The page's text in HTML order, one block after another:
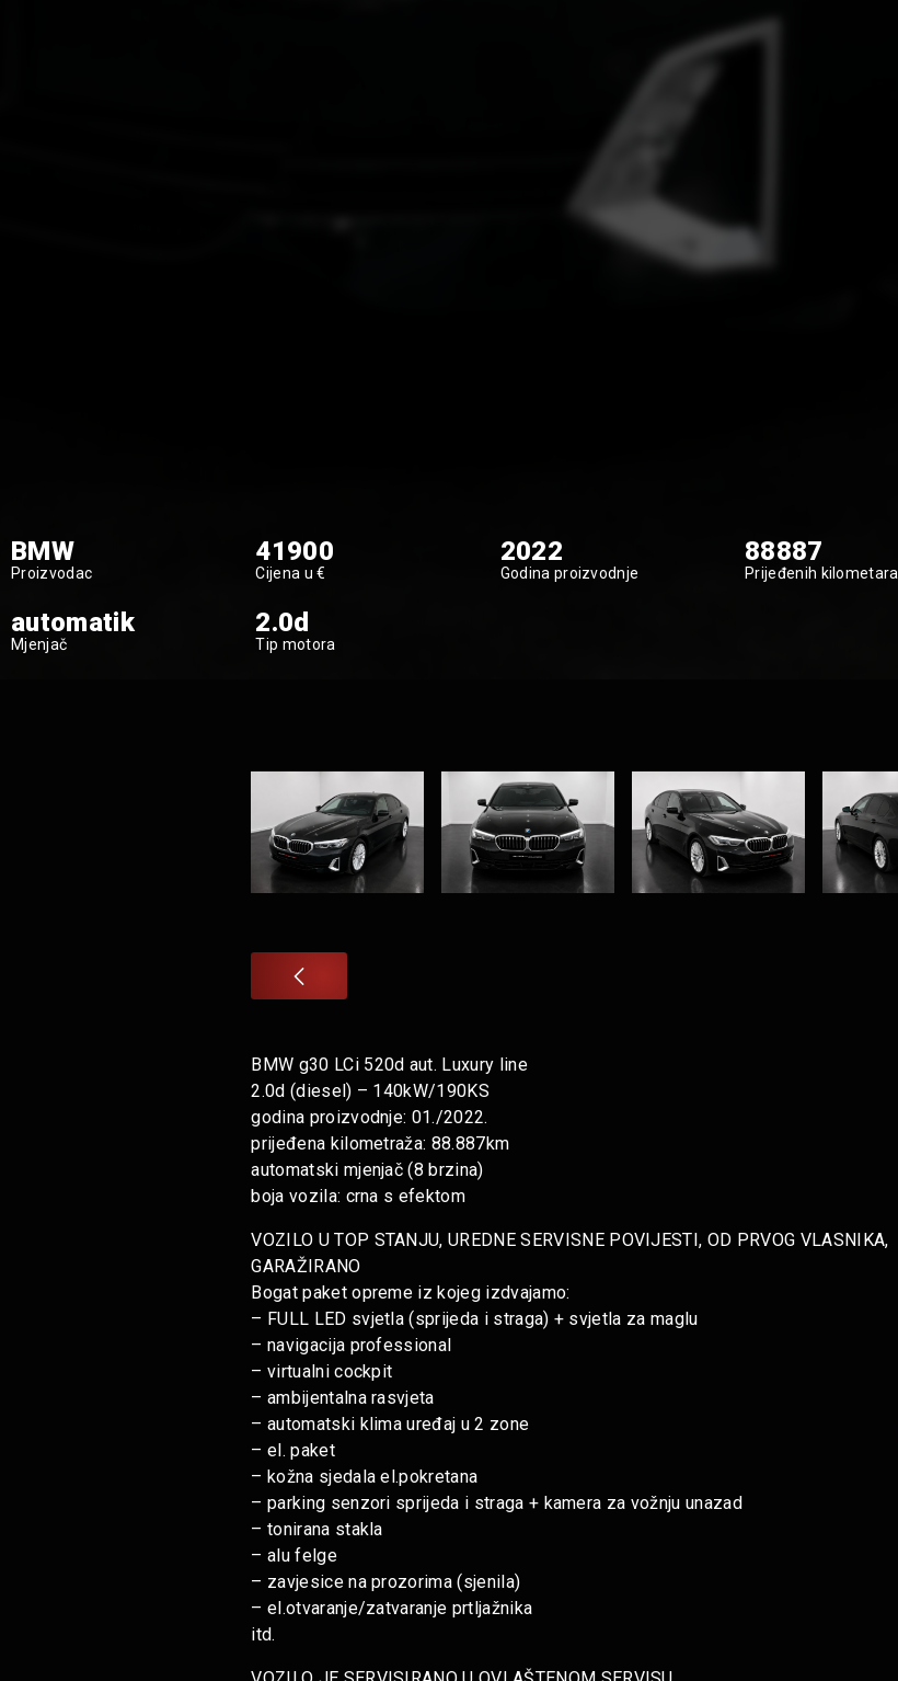
BMW
Proizvodac
41900
Cijena u €
2022
Godina proizvodnje
88887
Prijeđenih kilometara
automatik
Mjenjač
2.0d
Tip motora
BMW g30 LCi 520d aut. Luxury line
2.0d (diesel) – 140kW/190KS
godina proizvodnje: 01./2022.
prijeđena kilometraža: 88.887km
automatski mjenjač (8 brzina)
boja vozila: crna s efektom
VOZILO U TOP STANJU, UREDNE SERVISNE POVIJESTI, OD PRVOG VLASNIKA,
GARAŽIRANO
Bogat paket opreme iz kojeg izdvajamo:
– FULL LED svjetla (sprijeda i straga) + svjetla za maglu
– navigacija professional
– virtualni cockpit
– ambijentalna rasvjeta
– automatski klima uređaj u 2 zone
– el. paket
– kožna sjedala el.pokretana
– parking senzori sprijeda i straga + kamera za vožnju unazad
– tonirana stakla
– alu felge
– zavjesice na prozorima (sjenila)
– el.otvaranje/zatvaranje prtljažnika
itd.